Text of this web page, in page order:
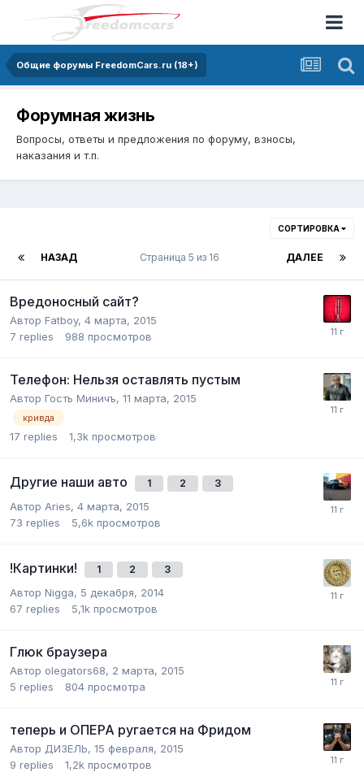
Общие форумы FreedomCars.ru (18+)
Форумная жизнь
Вопросы, ответы и предложения по форуму, взносы,
наказания и т.п.
СОРТИРОВКА
НАЗАД ДАЛЕЕ
Страница 5 из 16
Вредоносный сайт?
Автор Fatboy, 4 марта, 2015
7 replies 988 просмотров
Телефон: Нельзя оставлять пустым
Автор Гость Миничъ, 11 марта, 2015
кривда
17 replies 1,3k просмотров
Другие наши авто 1 2 3
Автор Aries, 4 марта, 2015
73 replies 5,6k просмотров
!Картинки! 1 2 3
Автор Nigga, 5 декабря, 2014
67 replies 5,1k просмотров
Глюк браузера
Автор olegators68, 2 марта, 2015
5 replies 804 просмотра
теперь и ОПЕРА ругается на Фридом
Автор ДИЗЕЛЬ, 15 февраля, 2015
9 replies 1,2k просмотров